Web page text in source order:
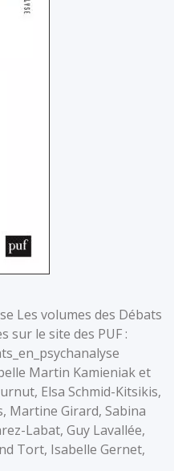
Les volumes des Débats
sur le site des PUF :
Martin Kamieniak et
Elsa Schmid-Kitsikis,
Martine Girard, Sabina
Labat, Guy Lavallée,
Tort, Isabelle Gernet,